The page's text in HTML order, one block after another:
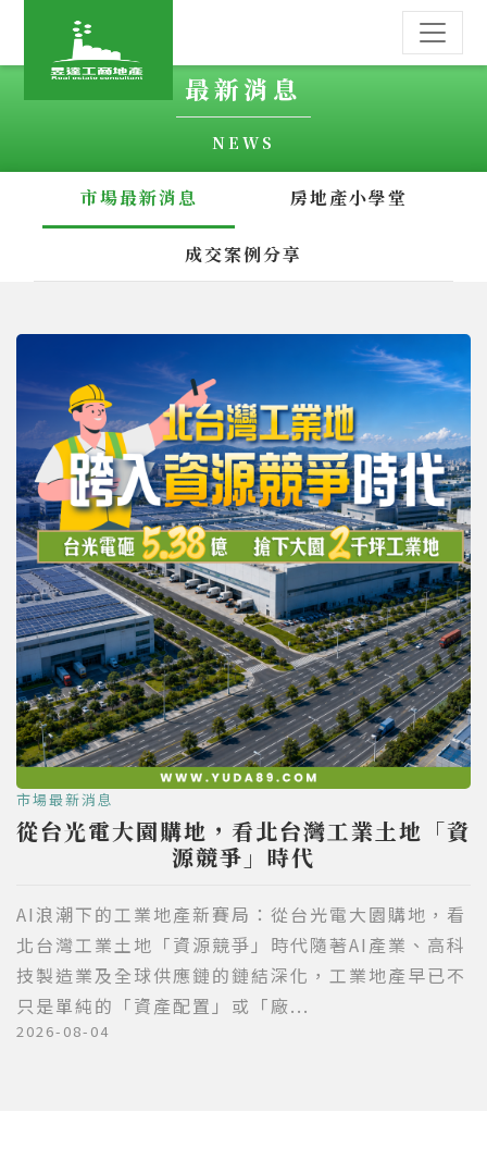
最新消息
NEWS
市場最新消息 房地產小學堂
成交案例分享
市場最新消息
從台光電大園購地，看北台灣工業土地「資
源競爭」時代
AI浪潮下的工業地產新賽局：從台光電大園購地，看
北台灣工業土地「資源競爭」時代隨著AI產業、高科
技製造業及全球供應鏈的鏈結深化，工業地產早已不
只是單純的「資產配置」或「廠...
2026-08-04